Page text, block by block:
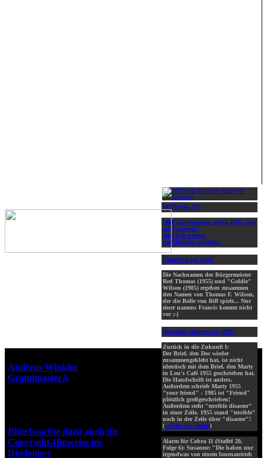
MJFFreak (37)
2000 Zeitreisenden gefällt ZidZ.com
auf Facebook!
Jetzt Fan werden
und Updates erhalten!
Filmfehler bei ZidZ
Die Nachnamen der Bürgermeister
Red Thomas (1955) und "Goldie"
Wilson (1985) ergeben zusammen
den Namen von Thomas F. Wilson,
der die Rolle von Biff spielt... Nur
einer namens Francis kommt nicht
vor ;-)
Desperate Housewives (2007)
Zurück in die Zukunft I:
Der Brief, den Doc wieder
zusammengeklebt hat, ist nicht
identisch mit dem Brief, den Marty
in Lou's Café 1955 geschrieben hat.
Die Handschrift ist anders.
Außerdem schrieb Marty 1955
"your friend" - 1985 ist "Friend"
plötzlich großgeschrieben!
Außerdem steht "terrible disaster"
in einer Zeile. 1955 stand "terrible"
noch in der Zeile über "disaster"!
(» Fotos der Briefe)
Alarm für Cobra 11 (Staffel 20,
Folge 6): Susanne: "Die haben nur
irgendwas von einem Ionenantrieb
Andreas Winkler
GrandmasterA
Bitte beachte dazu auch die
Copyright-Hinweise im
Disclaimer